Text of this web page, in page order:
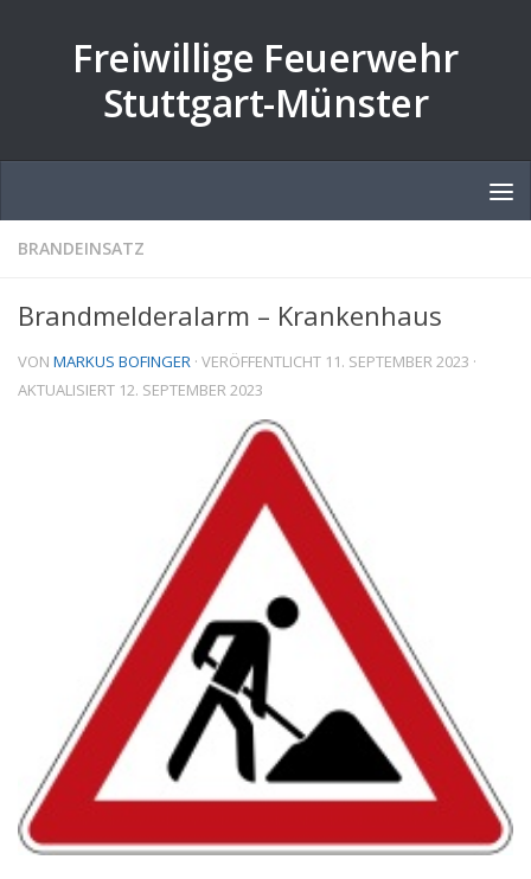
Freiwillige Feuerwehr
Stuttgart-Münster
BRANDEINSATZ
Brandmelderalarm – Krankenhaus
VON MARKUS BOFINGER · VERÖFFENTLICHT 11. SEPTEMBER 2023 ·
AKTUALISIERT 12. SEPTEMBER 2023